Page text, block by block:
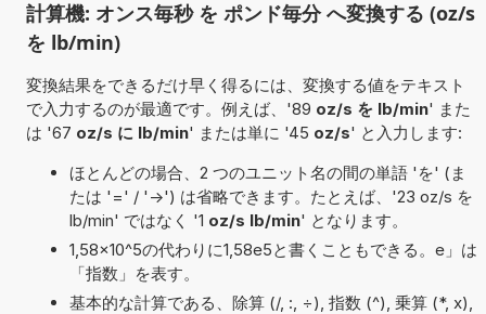
計算機: オンス毎秒 を ポンド毎分 へ変換する (oz/s
を lb/min)
変換結果をできるだけ早く得るには、変換する値をテキスト
で入力するのが最適です。例えば、'89 oz/s を lb/min' また
は '67 oz/s に lb/min' または単に '45 oz/s' と入力します:
ほとんどの場合、2 つのユニット名の間の単語 'を' (ま
たは '=' / '->') は省略できます。たとえば、'23 oz/s を
lb/min' ではなく '1 oz/s lb/min' となります。
1,58×10^5の代わりに1,58e5と書くこともできる。e」は
「指数」を表す。
基本的な計算である、除算 (/, :, ÷), 指数 (^), 乗算 (*, x),